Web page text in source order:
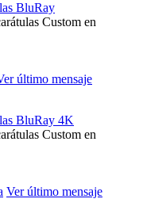
BluRay
Custom en
último mensaje
BluRay 4K
Custom en
Ver último mensaje